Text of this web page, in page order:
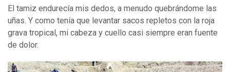
El tamiz endurecía mis dedos, a menudo quebrándome las
uñas. Y como tenía que levantar sacos repletos con la roja
grava tropical, mi cabeza y cuello casi siempre eran fuente
de dolor.